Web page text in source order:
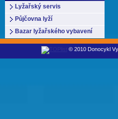
Lyžařský servis
Půjčovna lyží
Bazar lyžařského vybavení
© 2010 Donocykl